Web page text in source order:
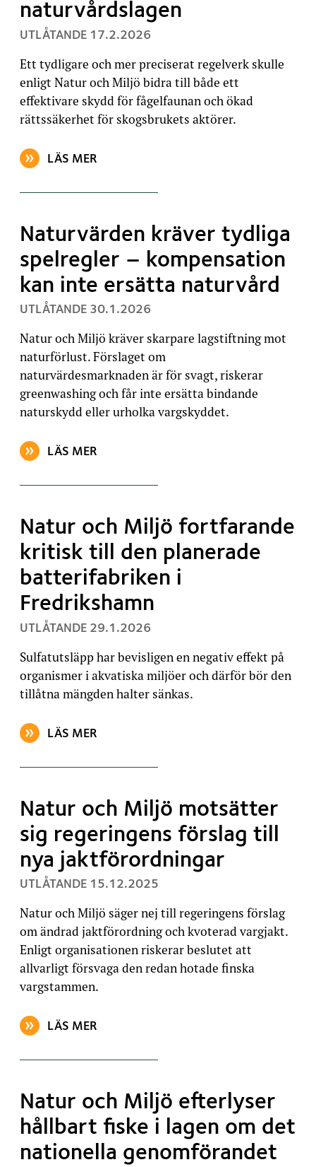
naturvårdslagen
UTLÅTANDE , PUBLICERAT:
17.2.2026
Ett tydligare och mer preciserat regelverk skulle
enligt Natur och Miljö bidra till både ett
effektivare skydd för fågelfaunan och ökad
rättssäkerhet för skogsbrukets aktörer.
LÄS MER
OM ARTIKELN: NATUR OCH MILJÖ KRÄVER
Naturvärden kräver tydliga
spelregler – kompensation
kan inte ersätta naturvård
UTLÅTANDE , PUBLICERAT:
30.1.2026
Natur och Miljö kräver skarpare lagstiftning mot
naturförlust. Förslaget om
naturvärdesmarknaden är för svagt, riskerar
greenwashing och får inte ersätta bindande
naturskydd eller urholka vargskyddet.
LÄS MER
OM ARTIKELN: NATURVÄRDEN KRÄVER TYDLIGA
Natur och Miljö fortfarande
kritisk till den planerade
batterifabriken i
Fredrikshamn
UTLÅTANDE , PUBLICERAT:
29.1.2026
Sulfatutsläpp har bevisligen en negativ effekt på
organismer i akvatiska miljöer och därför bör den
tillåtna mängden halter sänkas.
LÄS MER
OM ARTIKELN: NATUR OCH MILJÖ FORTFARANDE
Natur och Miljö motsätter
sig regeringens förslag till
nya jaktförordningar
UTLÅTANDE , PUBLICERAT:
15.12.2025
Natur och Miljö säger nej till regeringens förslag
om ändrad jaktförordning och kvoterad vargjakt.
Enligt organisationen riskerar beslutet att
allvarligt försvaga den redan hotade finska
vargstammen.
LÄS MER
OM ARTIKELN: NATUR OCH MILJÖ MOTSÄTTER SIG
Natur och Miljö efterlyser
hållbart fiske i lagen om det
nationella genomförandet